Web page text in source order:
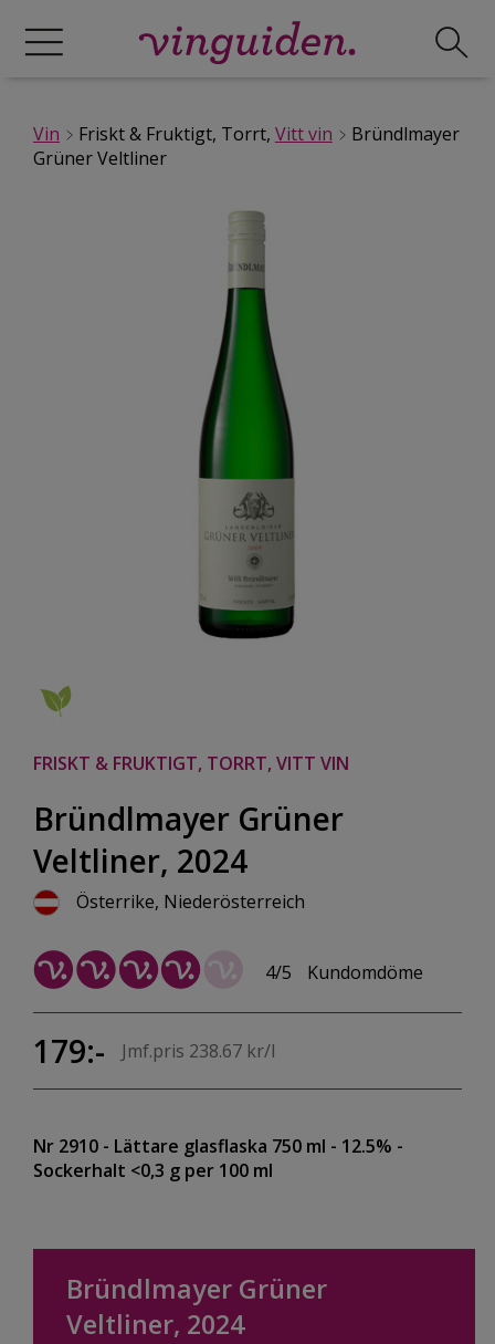
Vin Friskt & Fruktigt, Torrt, Vitt vin
Bründlmayer
Grüner Veltliner
FRISKT & FRUKTIGT, TORRT, VITT VIN
Bründlmayer Grüner
Veltliner, 2024
Österrike, Niederösterreich
4/5 Kundomdöme
179:- Jmf.pris 238.67 kr/l
Nr 2910 - Lättare glasflaska 750 ml - 12.5% -
Sockerhalt <0,3 g per 100 ml
Bründlmayer Grüner
Veltliner, 2024